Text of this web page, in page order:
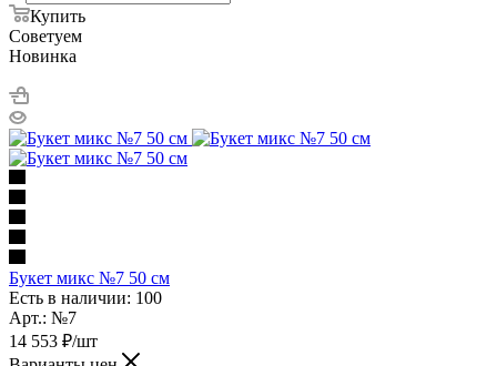
Купить
Советуем
Новинка
Букет микс №7 50 см
Есть в наличии: 100
Арт.: №7
14 553 ₽/шт